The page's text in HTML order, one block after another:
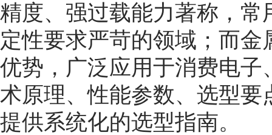
精度、强过载能力著称，
定性要求严苛的领域；而
优势，广泛应用于消费电
术原理、性能参数、选型
提供系统化的选型指南。